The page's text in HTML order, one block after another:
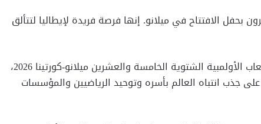
بحفل الافتتاح في ميلانو. إنها فرصة فريدة لإيطاليا لتتألق
يُمهد حفل الافتتاح في ميلانو الطريق رسمياً لدورة الألعاب الأولمبية الشتوية الخامسة والعشرين ميلانو-كورتينا 2026،
جذب انتباه العالم بأسره وتوحيد الرياضيين والمؤسسات